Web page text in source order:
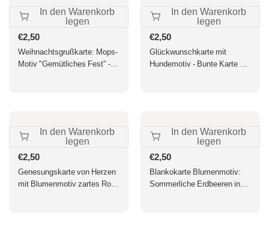
In den Warenkorb
legen
Normaler
Preis
€2,50
Weihnachtsgrußkarte: Mops-
Motiv "Gemütliches Fest" -
In den Warenkorb
legen
Normaler
Preis
€2,50
Glückwunschkarte mit
Hundemotiv - Bunte Karte mit
In den Warenkorb
legen
Normaler
Preis
€2,50
Genesungskarte von Herzen
mit Blumenmotiv zartes Rosa
In den Warenkorb
legen
Normaler
Preis
€2,50
Blankokarte Blumenmotiv:
Sommerliche Erdbeeren in